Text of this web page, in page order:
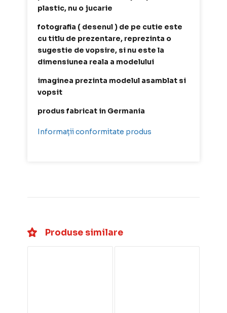
plastic, nu o jucarie
fotografia ( desenul ) de pe cutie este
cu titlu de prezentare, reprezinta o
sugestie de vopsire, si nu este la
dimensiunea reala a modelului
imaginea prezinta modelul asamblat si
vopsit
produs fabricat in Germania
Informații conformitate produs
Produse similare